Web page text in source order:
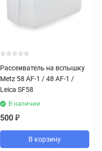
Рассеиватель на вспышку
Metz 58 AF-1 / 48 AF-1 /
Leica SF58
В наличии
500 ₽
В корзину